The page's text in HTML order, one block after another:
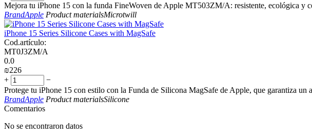
Mejora tu iPhone 15 con la funda FineWoven de Apple MT503ZM/A: resistente, ecológica y
BrandApple Product materialsMicrotwill
iPhone 15 Series Silicone Cases with MagSafe
Cod.artículo:
MT0J3ZM/A
0.0
₪‍226‍
+
−
Protege tu iPhone 15 con estilo con la Funda de Silicona MagSafe de Apple, que garantiza un
BrandApple Product materialsSilicone
Comentarios
No se encontraron datos